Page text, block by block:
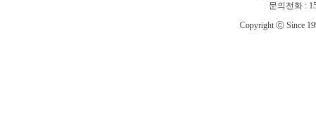
문의전화 :
Copyright ⓒ Since